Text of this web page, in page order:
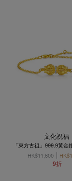
文化祝福
「東方古祖」999.9黃金
HK$11,600
9折